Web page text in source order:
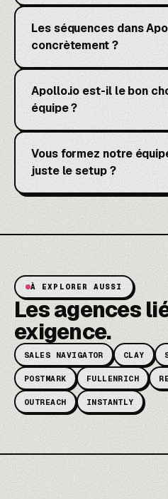
Les séquences dans
concrètement ?
Apollo.io est-il le bon
équipe ?
Vous formez notre
juste le setup ?
À EXPLORER AUSSI
Les agences
exigence.
SALES NAVIGATOR CLAY
POSTMARK FULLENRICH
OUTREACH INSTANTLY